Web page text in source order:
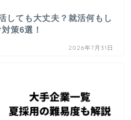
しても大丈夫？就活何もし
策6選！
2026年7月31日